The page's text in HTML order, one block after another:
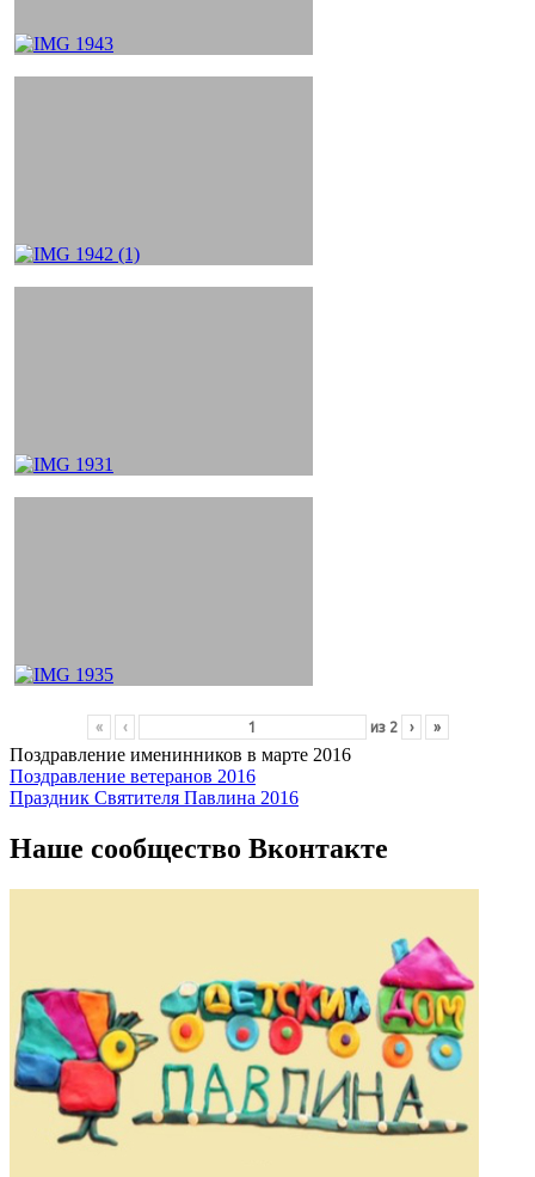
« ‹ из 2 › »
Поздравление именинников в марте 2016
Навигация
по
записям
Поздравление ветеранов 2016
Праздник Святителя Павлина 2016
Наше сообщество Вконтакте